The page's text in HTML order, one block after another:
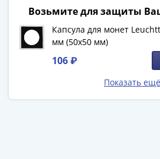
Золотая
Крымское
ханство
Возьмите для защиты
Капсула для монет
мм (50х50 мм)
106 ₽
Показать ещё